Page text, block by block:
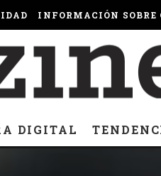
INFORMACIÓN SOBRE
DIGITAL